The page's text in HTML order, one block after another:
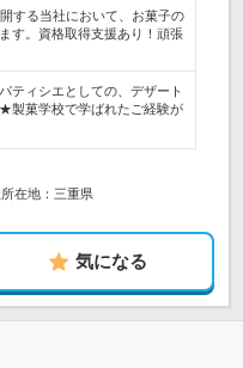
する当社において、お菓子の
す。資格取得支援あり！頑張
ティシエとしての、デザート
製菓学校で学ばれたご経験が
在地：三重県
気になる